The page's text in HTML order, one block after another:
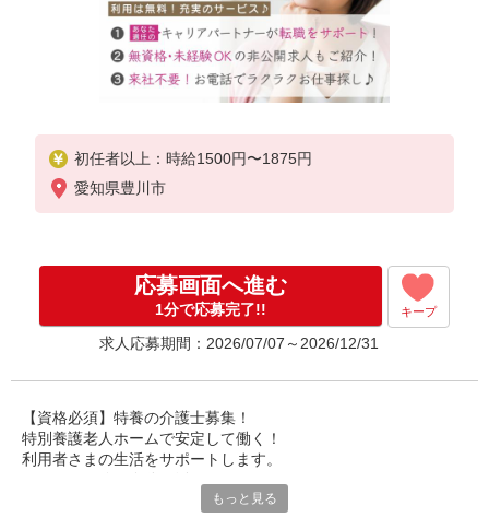
初任者以上：時給1500円〜1875円
愛知県豊川市
応募画面へ進む
1分で応募完了!! キープ
求人応募期間：2026/07/07～2026/12/31
【資格必須】特養の介護士募集！
特別養護老人ホームで安定して働く！
利用者さまの生活をサポートします。
資格手当や夜勤手当も充実しています。
もっと見る